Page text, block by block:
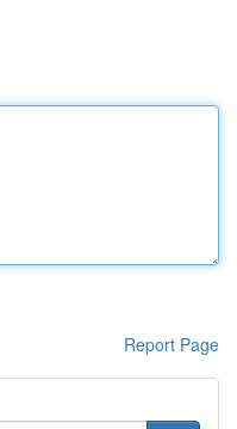
Report Page